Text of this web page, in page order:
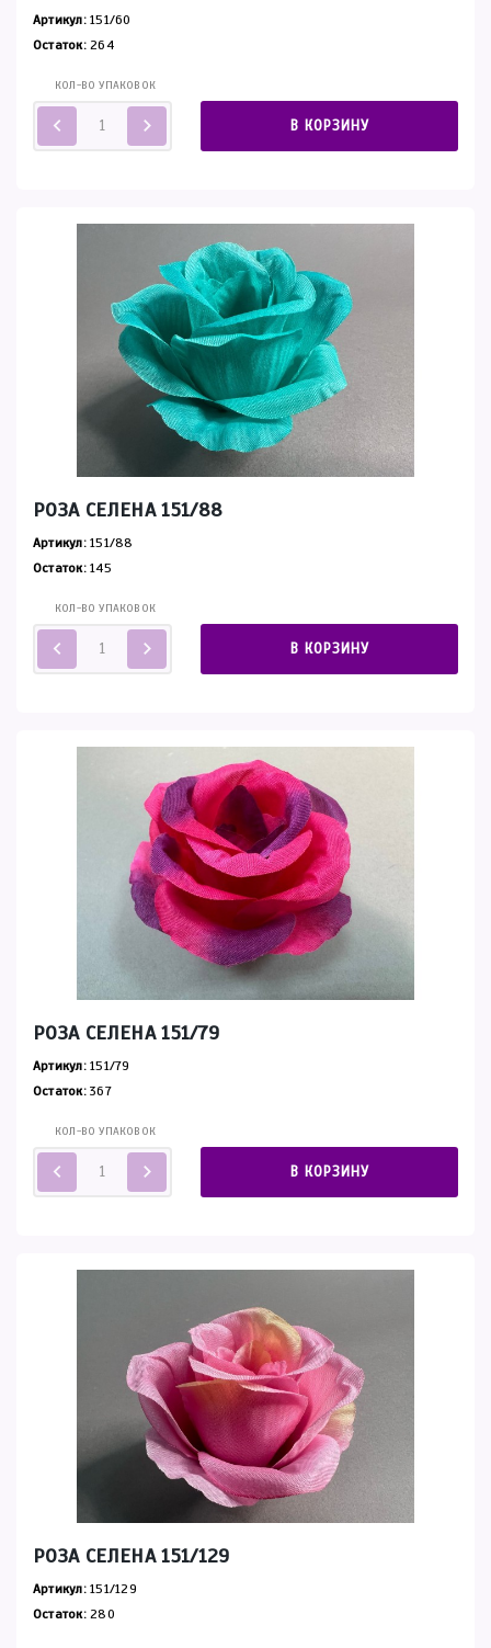
Артикул:151/60
Остаток:264
КОЛ-ВО УПАКОВОК
В КОРЗИНУ
РОЗА СЕЛЕНА 151/88
Артикул:151/88
Остаток:145
КОЛ-ВО УПАКОВОК
В КОРЗИНУ
РОЗА СЕЛЕНА 151/79
Артикул:151/79
Остаток:367
КОЛ-ВО УПАКОВОК
В КОРЗИНУ
РОЗА СЕЛЕНА 151/129
Артикул:151/129
Остаток:280